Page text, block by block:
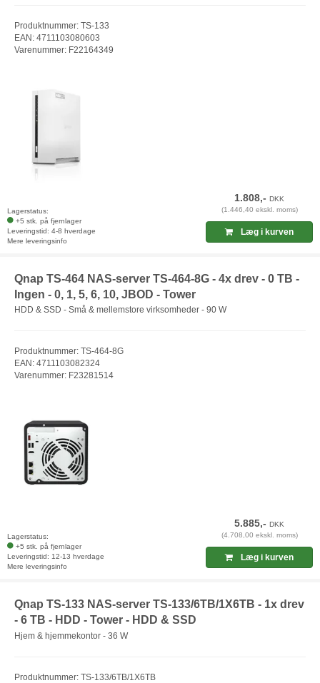
Produktnummer: TS-133
EAN: 4711103080603
Varenummer: F22164349
Lagerstatus:
+5 stk. på fjernlager
Leveringstid: 4-8 hverdage
Mere leveringsinfo
1.808,-DKK
(1.446,40 ekskl. moms)
Læg i kurven
Qnap TS-464 NAS-server TS-464-8G - 4x drev - 0 TB -
Ingen - 0, 1, 5, 6, 10, JBOD - Tower
HDD & SSD - Små & mellemstore virksomheder - 90 W
Produktnummer: TS-464-8G
EAN: 4711103082324
Varenummer: F23281514
Lagerstatus:
+5 stk. på fjernlager
Leveringstid: 12-13 hverdage
Mere leveringsinfo
5.885,-DKK
(4.708,00 ekskl. moms)
Læg i kurven
Qnap TS-133 NAS-server TS-133/6TB/1X6TB - 1x drev
- 6 TB - HDD - Tower - HDD & SSD
Hjem & hjemmekontor - 36 W
Produktnummer: TS-133/6TB/1X6TB